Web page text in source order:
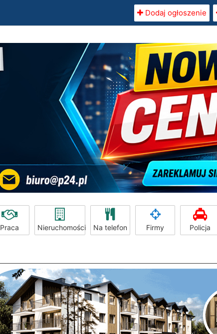
Dodaj ogłoszenie
Praca Nieruchomości Na telefon Firmy Policja